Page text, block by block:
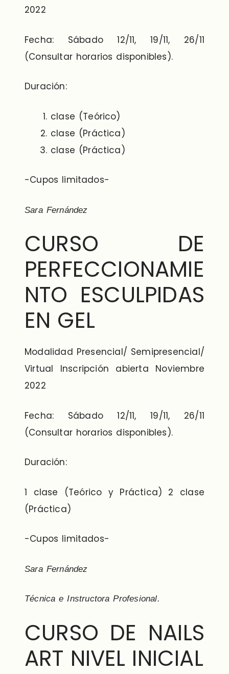
2022
Fecha: Sábado 12/11, 19/11, 26/11
(Consultar horarios disponibles).
Duración:
clase (Teórico)
clase (Práctica)
clase (Práctica)
-Cupos limitados-
Sara Fernández
CURSO DE
PERFECCIONAMIE
NTO ESCULPIDAS
EN GEL
Modalidad Presencial/ Semipresencial/
Virtual Inscripción abierta Noviembre
2022
Fecha: Sábado 12/11, 19/11, 26/11
(Consultar horarios disponibles).
Duración:
1 clase (Teórico y Práctica) 2 clase
(Práctica)
-Cupos limitados-
Sara Fernández
Técnica e Instructora Profesional.
CURSO DE NAILS
ART NIVEL INICIAL